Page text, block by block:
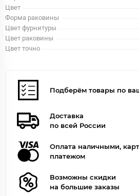
Цвет
Форма раковины
Цвет фурнитуры
Цвет раковины
Цвет точно
Подберём товары по
Доставка
по всей России
Оплата наличными,
платежом
Возможны скидки
на большие заказы